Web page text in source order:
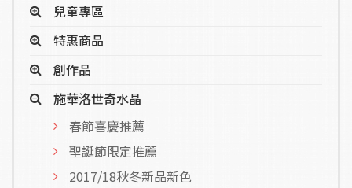
兒童專區
特惠商品
創作品
施華洛世奇水晶
春節喜慶推薦
聖誕節限定推薦
2017/18秋冬新品新色